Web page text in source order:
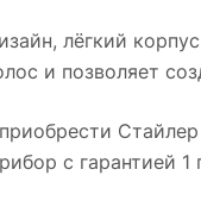
лёгкий
и позволяет
с гарантией